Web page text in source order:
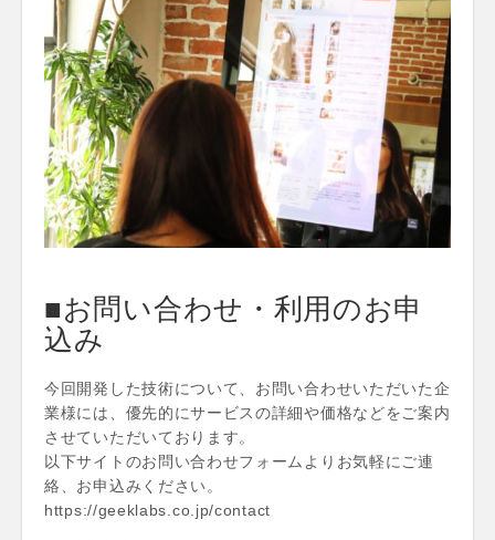
■お問い合わせ・利用のお申
込み
今回開発した技術について、お問い合わせいただいた企
業様には、優先的にサービスの詳細や価格などをご案内
させていただいております。
以下サイトのお問い合わせフォームよりお気軽にご連
絡、お申込みください。
https://geeklabs.co.jp/contact